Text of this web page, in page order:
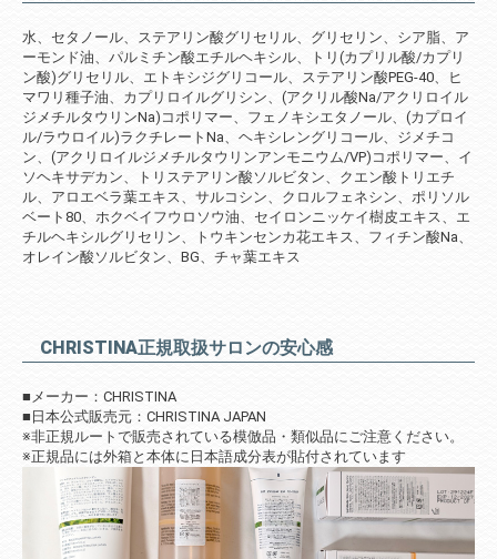
水、セタノール、ステアリン酸グリセリル、グリセリン、シア脂、ア
ーモンド油、パルミチン酸エチルヘキシル、トリ(カプリル酸/カプリ
ン酸)グリセリル、エトキシジグリコール、ステアリン酸PEG-40、ヒ
マワリ種子油、カプリロイルグリシン、(アクリル酸Na/アクリロイル
ジメチルタウリンNa)コポリマー、フェノキシエタノール、(カプロイ
ル/ラウロイル)ラクチレートNa、ヘキシレングリコール、ジメチコ
ン、(アクリロイルジメチルタウリンアンモニウム/VP)コポリマー、イ
ソヘキサデカン、トリステアリン酸ソルビタン、クエン酸トリエチ
ル、アロエベラ葉エキス、サルコシン、クロルフェネシン、ポリソル
ベート80、ホクベイフウロソウ油、セイロンニッケイ樹皮エキス、エ
チルヘキシルグリセリン、トウキンセンカ花エキス、フィチン酸Na、
オレイン酸ソルビタン、BG、チャ葉エキス
CHRISTINA正規取扱サロンの安心感
■メーカー：CHRISTINA
■日本公式販売元：CHRISTINA JAPAN
※非正規ルートで販売されている模倣品・類似品にご注意ください。
※正規品には外箱と本体に日本語成分表が貼付されています